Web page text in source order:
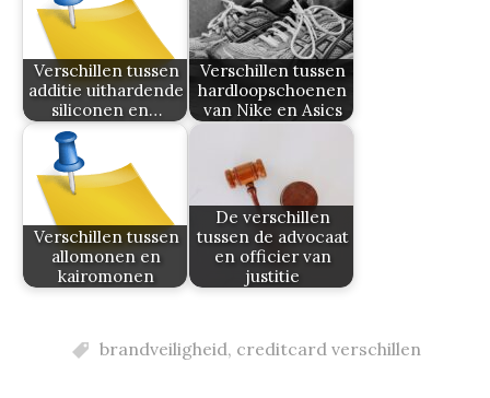
Verschillen tussen
additie uithardende
siliconen en…
Verschillen tussen
hardloopschoenen
van Nike en Asics
Verschillen tussen
allomonen en
kairomonen
De verschillen
tussen de advocaat
en officier van
justitie
brandveiligheid, creditcard verschillen